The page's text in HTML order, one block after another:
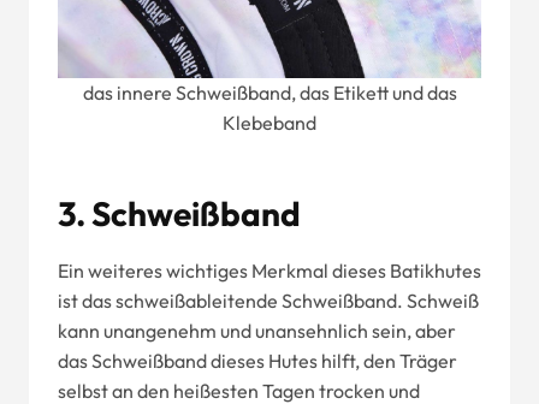
das innere Schweißband, das Etikett und das
Klebeband
3. Schweißband
Ein weiteres wichtiges Merkmal dieses Batikhutes
ist das schweißableitende Schweißband. Schweiß
kann unangenehm und unansehnlich sein, aber
das Schweißband dieses Hutes hilft, den Träger
selbst an den heißesten Tagen trocken und